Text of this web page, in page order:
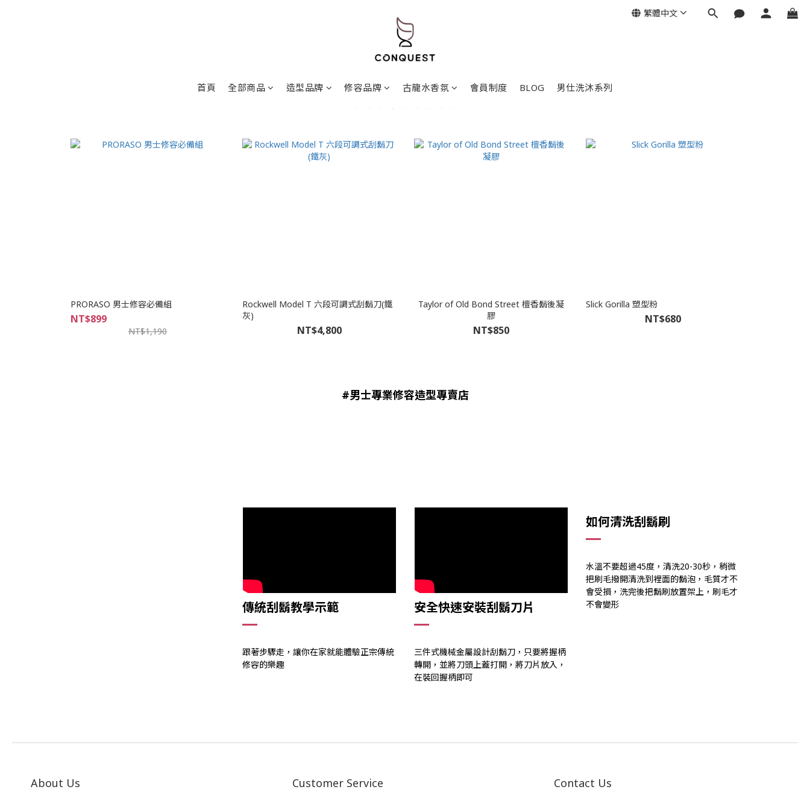
首頁 全部商品 造型品牌 修容品牌 古龍水香氛 會員制度 BLOG 男仕洗沐系列
繁體中文
PRORASO 男士修容必備組
NT$899
NT$1,190
Rockwell Model T 六段可調式刮鬍刀(鐵
灰)
NT$4,800
Taylor of Old Bond Street 檀香鬍後凝
膠
NT$850
Slick Gorilla 塑型粉
NT$680
#男士專業修容造型專賣店
傳統刮鬍教學示範
跟著步驟走，讓你在家就能體驗正宗傳統
修容的樂趣
安全快速安裝刮鬍刀片
三件式機械金屬設計刮鬍刀，只要將握柄
轉開，並將刀頭上蓋打開，將刀片放入，
在裝回握柄即可
如何清洗刮鬍刷
水溫不要超過45度，清洗20-30秒，稍微
把刷毛撥開清洗到裡面的鬍泡，毛質才不
會受損，洗完後把鬍刷放置架上，刷毛才
不會變形
About Us Customer Service Contact Us